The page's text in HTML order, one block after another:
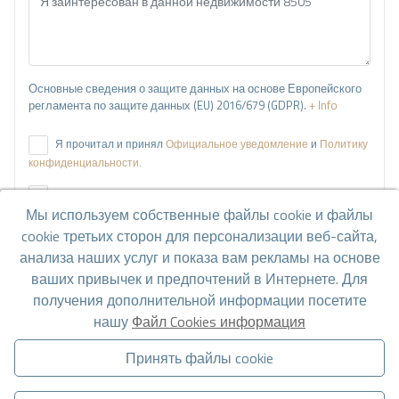
Основные сведения о защите данных на основе Европейского
регламента по защите данных (EU) 2016/679 (GDPR). + Info
Я прочитал и принялОфициальное уведомление и Политику
конфиденциальности.
Я принимаю коммерческие рассылки
Отправить запрос
Свяжитесь с нами поWhatsApp
Мы используем собственные файлы cookie и файлы
cookie третьих сторон для персонализации веб-сайта,
анализа наших услуг и показа вам рекламы на основе
ваших привычек и предпочтений в Интернете. Для
получения дополнительной информации посетите
нашу Файл Cookies информация
Принять файлы cookie